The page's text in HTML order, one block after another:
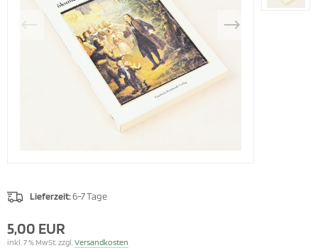
Lieferzeit:6-7 Tage
5,00 EUR
inkl. 7 % MwSt. zzgl.Versandkosten